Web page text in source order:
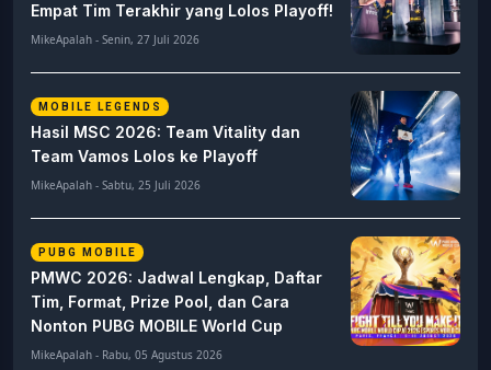
Empat Tim Terakhir yang Lolos Playoff!
MikeApalah - Senin, 27 Juli 2026
MOBILE LEGENDS
Hasil MSC 2026: Team Vitality dan
Team Vamos Lolos ke Playoff
MikeApalah - Sabtu, 25 Juli 2026
PUBG MOBILE
PMWC 2026: Jadwal Lengkap, Daftar
Tim, Format, Prize Pool, dan Cara
Nonton PUBG MOBILE World Cup
MikeApalah - Rabu, 05 Agustus 2026